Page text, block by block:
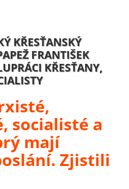
KŘESŤANSKÝ
FRANTIŠEK
KŘESŤANY,
socialisté a
mají
Zjistili